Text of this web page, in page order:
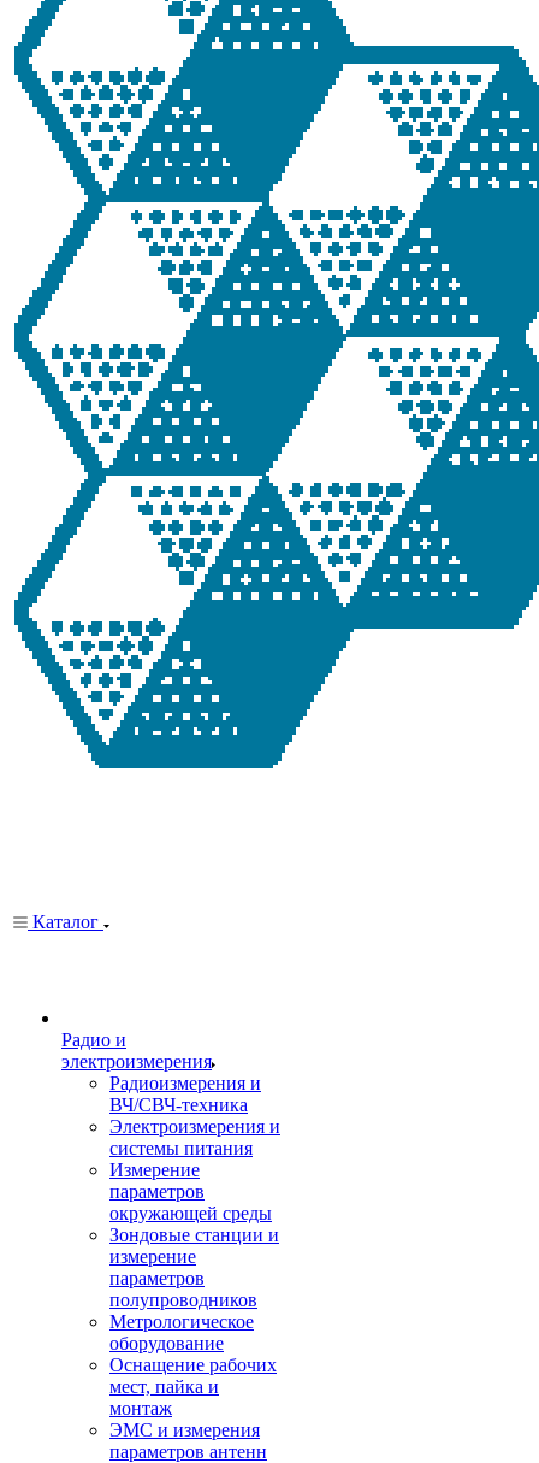
Каталог
Радио и
электроизмерения
Радиоизмерения и
ВЧ/СВЧ-техника
Электроизмерения и
системы питания
Измерение
параметров
окружающей среды
Зондовые станции и
измерение
параметров
полупроводников
Метрологическое
оборудование
Оснащение рабочих
мест, пайка и
монтаж
ЭМС и измерения
параметров антенн